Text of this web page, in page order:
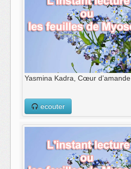
Yasmina Kadra, Cœur d’amande
ecouter